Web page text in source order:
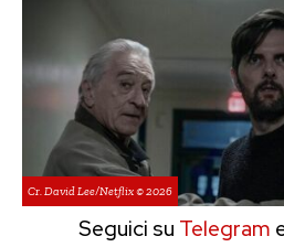
Cr. David Lee/Netflix © 2026
Seguici su Telegram